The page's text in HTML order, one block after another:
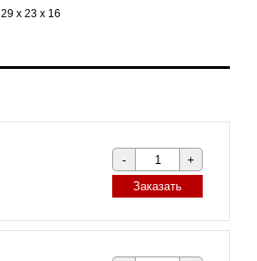
29 x 23 x 16
Заказать